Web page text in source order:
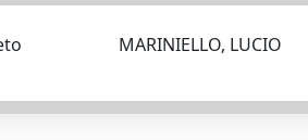
MARINIELLO, LUCIO